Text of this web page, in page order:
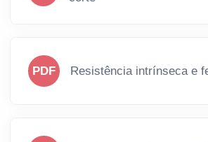
PDF Resistência intrínseca e